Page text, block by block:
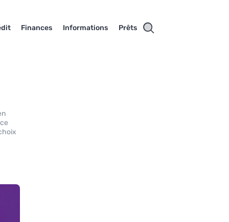
Finances Informations Prêts